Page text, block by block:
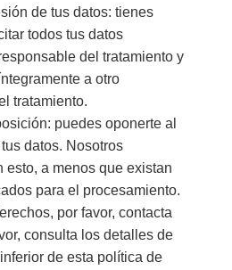
de tus datos: tienes
todos tus datos
del tratamiento y
a otro
tratamiento.
puedes oponerte al
datos. Nosotros
esto, a menos que existan
para el procesamiento.
por favor, contacta
consulta los detalles de
de esta política de